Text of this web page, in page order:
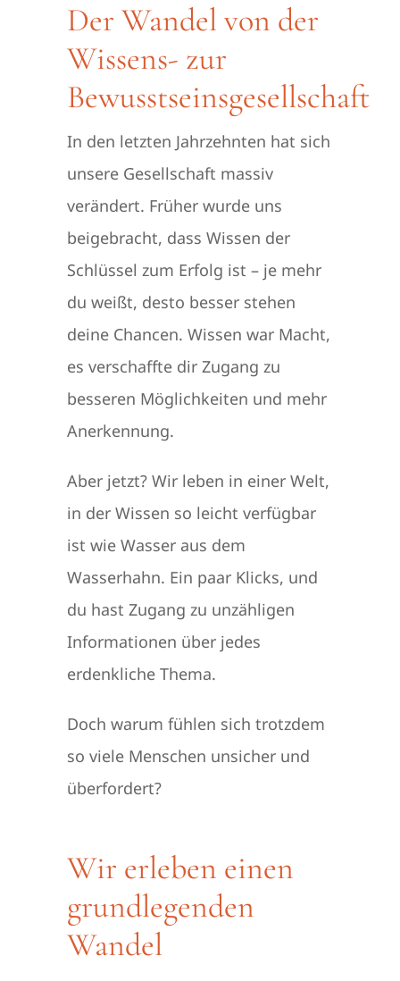
Der Wandel von der
Wissens- zur
Bewusstseinsgesellschaft
In den letzten Jahrzehnten hat sich
unsere Gesellschaft massiv
verändert. Früher wurde uns
beigebracht, dass Wissen der
Schlüssel zum Erfolg ist – je mehr
du weißt, desto besser stehen
deine Chancen. Wissen war Macht,
es verschaffte dir Zugang zu
besseren Möglichkeiten und mehr
Anerkennung.
Aber jetzt? Wir leben in einer Welt,
in der Wissen so leicht verfügbar
ist wie Wasser aus dem
Wasserhahn. Ein paar Klicks, und
du hast Zugang zu unzähligen
Informationen über jedes
erdenkliche Thema.
Doch warum fühlen sich trotzdem
so viele Menschen unsicher und
überfordert?
Wir erleben einen
grundlegenden
Wandel